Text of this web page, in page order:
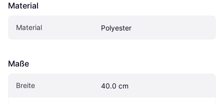
Material
Material Polyester
Maße
Breite 40.0 cm